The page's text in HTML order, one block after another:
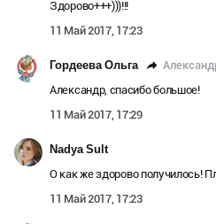
Здорово+++)))!!!
11 Май 2017, 17:23
Гордеева Ольга
Александр, спасибо большое!
11 Май 2017, 17:29
Nadya Sult
О как же здорово получилось!
11 Май 2017, 17:23